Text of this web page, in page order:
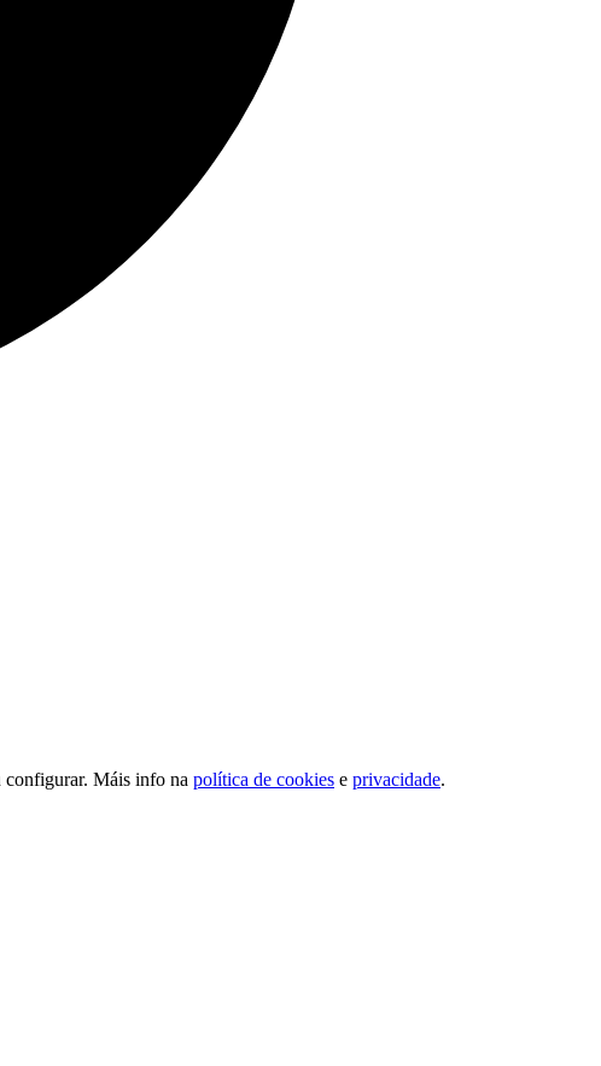
configurar. Máis info na política de cookies e privacidade.